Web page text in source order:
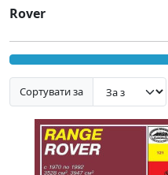
Rover
Сортувати за